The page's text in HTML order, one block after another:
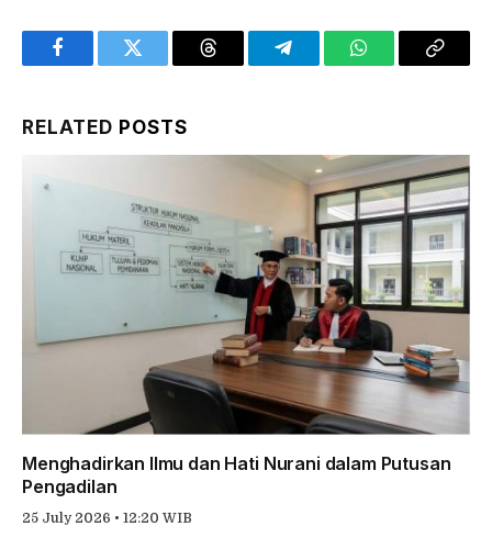
FacebookTwitter Threads TelegramWhatsAppCopy
RELATED POSTS
Menghadirkan Ilmu dan Hati Nurani dalam Putusan
Pengadilan
25 July 2026 • 12:20 WIB